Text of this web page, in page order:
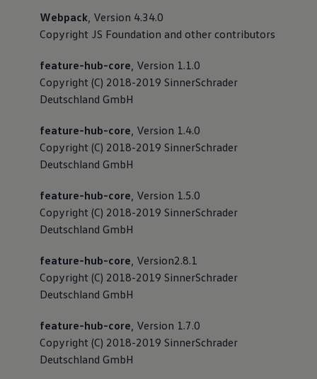
Webpack, Version 4.34.0
Copyright JS Foundation and other contributors
feature-hub-core, Version 1.1.0
Copyright (C) 2018-2019 SinnerSchrader
Deutschland GmbH
feature-hub-core, Version 1.4.0
Copyright (C) 2018-2019 SinnerSchrader
Deutschland GmbH
feature-hub-core, Version 1.5.0
Copyright (C) 2018-2019 SinnerSchrader
Deutschland GmbH
feature-hub-core, Version2.8.1
Copyright (C) 2018-2019 SinnerSchrader
Deutschland GmbH
feature-hub-core, Version 1.7.0
Copyright (C) 2018-2019 SinnerSchrader
Deutschland GmbH